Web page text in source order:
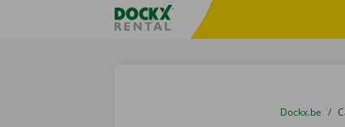
sitename
You are here:
du
Dockx.be to